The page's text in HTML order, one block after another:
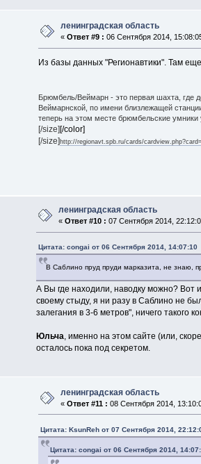
ленинградская область
«Ответ #9 : 06 Сентября 2014,
Из базы данных "Регионавтики". Там
Брюмбель/Веймарн - это первая шахта, где
Веймарнской, по имени близлежащей
теперь на этом месте брюмбельские умники
[/size] [/color]
[/size] http://regionavt.spb.ru/cards/
ленинградская область
«Ответ #10 : 07 Сентября 2014,
Цитата: congai от 06 Сентября 2014, 14:07:10
В Саблино пруд пруди марказита, не знаю,
А Вы где находили, наводку можно? Вот
своему стыду, я ни разу в Саблино не
залегания в 3-6 метров", ничего такого
Юльча, именно на этом сайте (или,
осталось пока под секретом.
ленинградская область
«Ответ #11 : 08 Сентября 2014,
Цитата: KsunReh от 07 Сентября 2014,
Цитата: congai от 06 Сентября 2014,